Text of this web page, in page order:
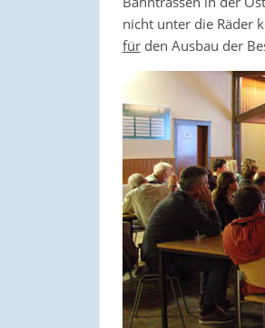
nicht unter die Räder
fürden Ausbau der